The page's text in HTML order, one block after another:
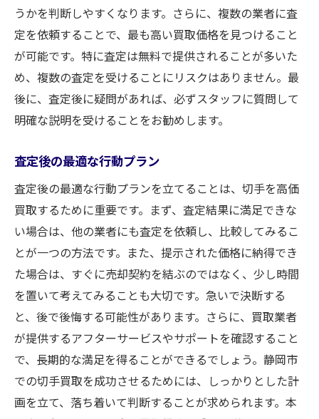
うかを判断しやすくなります。さらに、複数の業者に査
定を依頼することで、最も高い買取価格を見つけること
が可能です。特に査定は無料で提供されることが多いた
め、複数の査定を受けることにリスクはありません。最
後に、査定後に疑問があれば、必ずスタッフに質問して
明確な説明を受けることをお勧めします。
査定後の最適な行動プラン
査定後の最適な行動プランを立てることは、切手を高価
買取するために重要です。まず、査定結果に満足できな
い場合は、他の業者にも査定を依頼し、比較してみるこ
とが一つの方法です。また、提示された価格に納得でき
た場合は、すぐに売却契約を結ぶのではなく、少し時間
を置いて考えてみることも大切です。急いで決断する
と、後で後悔する可能性があります。さらに、買取業者
が提供するアフターサービスやサポートを確認すること
で、長期的な満足を得ることができるでしょう。静岡市
での切手買取を成功させるためには、しっかりとした計
画を立て、落ち着いて判断することが求められます。本